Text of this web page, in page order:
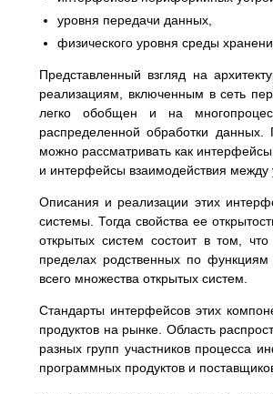
уровня передачи данных,
физического уровня среды
Представленный взгляд на
реализациям, включенным в сеть
легко обобщен и на
распределенной обработки
можно рассматривать как
и интерфейсы взаимодействия между
Описания и реализации этих
системы. Тогда свойства ее
открытых систем состоит в том,
пределах родственных по функциям
всего множества открытых систем.
Стандарты интерфейсов этих
продуктов на рынке. Область
разных групп участников процесса
программных продуктов и